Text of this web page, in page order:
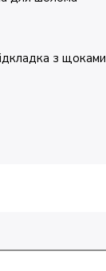
з щоками